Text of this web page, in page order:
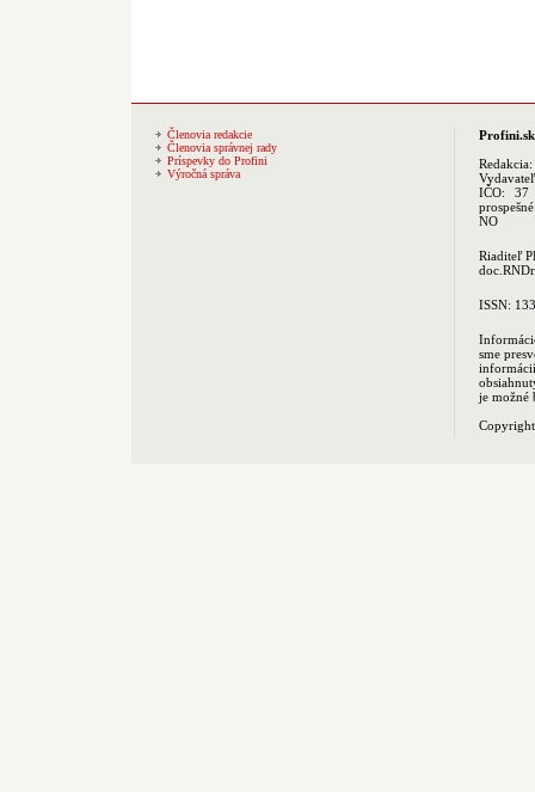
Členovia redakcie
Členovia správnej rady
Príspevky do Profini
Výročná správa
Profini.sk
Redakcia:
IČO: 37
NO
Riaditeľ
ISSN:
sme
je možné